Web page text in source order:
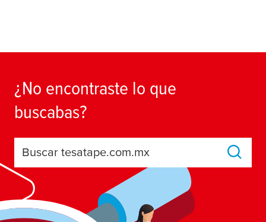
¿No encontraste lo que
buscabas?
Buscar tesatape.com.mx